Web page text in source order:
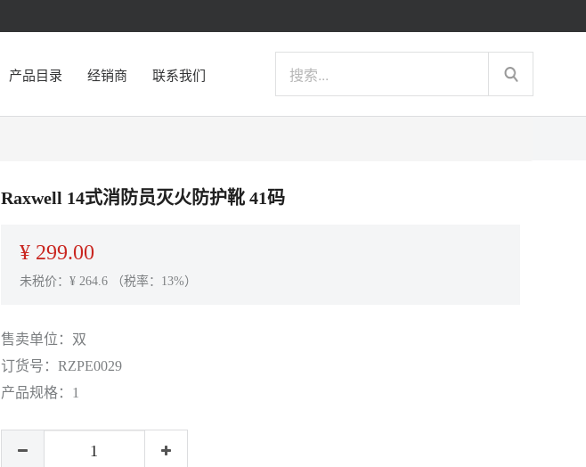
产品目录 经销商 联系我们
Raxwell 14式消防员灭火防护靴 41码
¥ 299.00
未税价：¥ 264.6（税率：13%）
售卖单位： 双
订货号： RZPE0029
产品规格： 1